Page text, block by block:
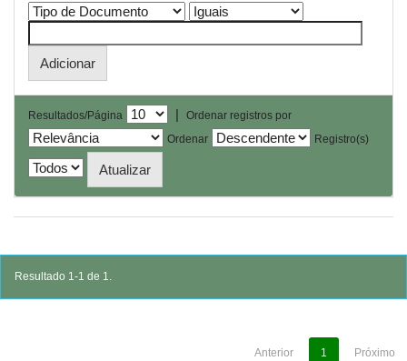
Resultados/Página |
Ordenar registros por
Ordenar
Registro(s)
Resultado 1-1 de 1.
Anterior 1 Próximo